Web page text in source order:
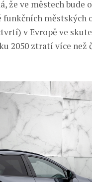
ve městech bude
městských
v Evropě ve
2050 ztratí více než